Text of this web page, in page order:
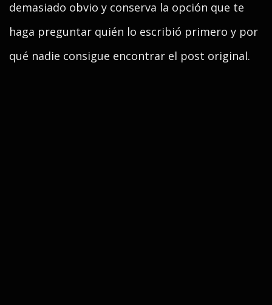
demasiado obvio y conserva la opción que te
haga preguntar quién lo escribió primero y por
qué nadie consigue encontrar el post original.